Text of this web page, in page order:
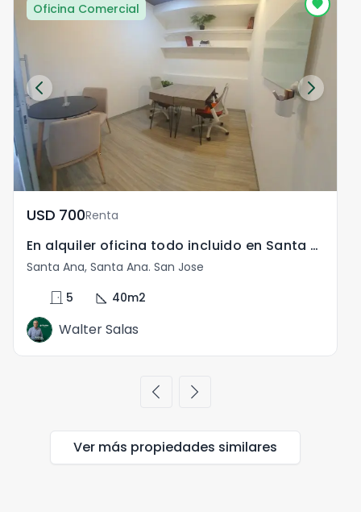
Oficina Comercial
USD	700Renta
En alquiler oficina todo incluido en Santa Ana centro
Santa Ana, Santa Ana. San Jose
door_front 5 square_foot 40m2
Walter Salas
chevron_left chevron_right
Ver más propiedades similares